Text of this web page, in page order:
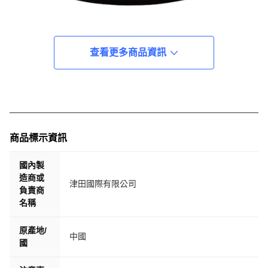
查看更多商品資訊
商品標示資訊
國內製
造商或
負責商
名稱
津田國際有限公司
原產地/
國
中國